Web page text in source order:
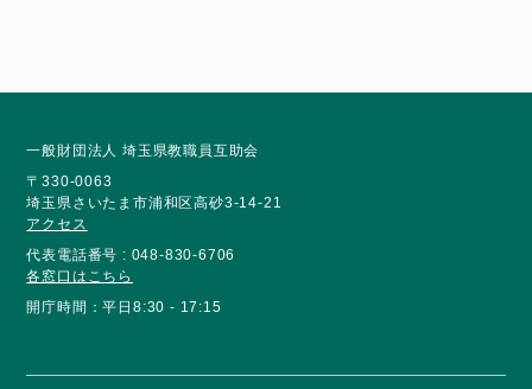
一般財団法人 埼玉県教職員互助会
〒330-0063
埼玉県さいたま市浦和区高砂3-14-21
アクセス
代表電話番号 : 048-830-6706
各窓口はこちら
開庁時間：平日8:30 - 17:15